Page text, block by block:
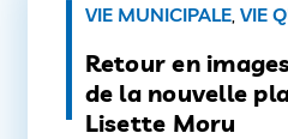
VIE MUNICIPALE, VIE
Retour en
de la nouvelle
Lisette Moru